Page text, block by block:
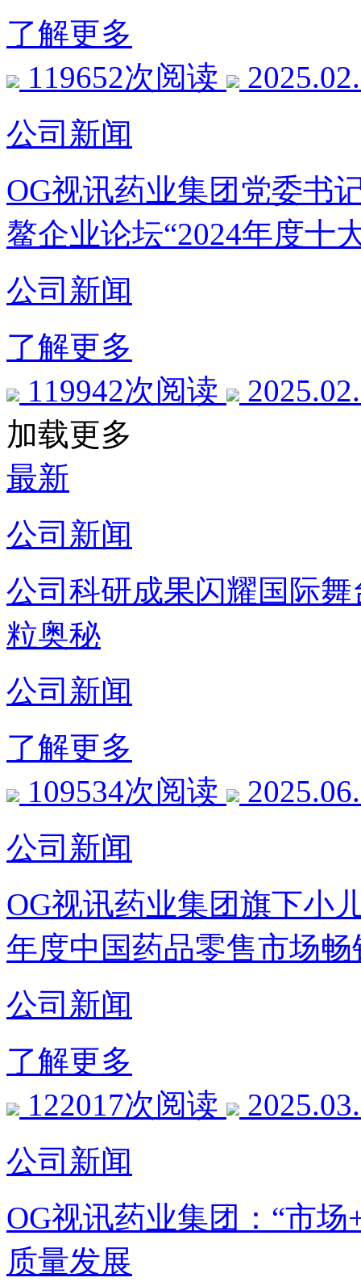
了解更多
119652次阅读
公司新闻
OG视讯药业集团党委书
鳌企业论坛“2024年度十
公司新闻
了解更多
119942次阅读
加载更多
最新
公司新闻
公司科研成果闪耀国际
粒奥秘
公司新闻
了解更多
109534次阅读
公司新闻
OG视讯药业集团旗下小
年度中国药品零售市场畅
公司新闻
了解更多
122017次阅读
公司新闻
OG视讯药业集团：“市
质量发展